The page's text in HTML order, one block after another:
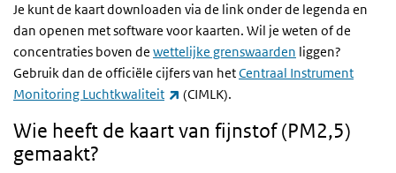
Je kunt de kaart downloaden via de link onder de legenda en
dan openen met software voor kaarten. Wil je weten of de
concentraties boven de wettelijke grenswaarden liggen?
Gebruik dan de officiële cijfers van hetCentraal Instrument
Monitoring Luchtkwaliteit
(externe link)
(CIMLK).
Wie heeft de kaart van fijnstof (PM2,5)
gemaakt?